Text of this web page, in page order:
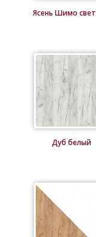
Ясень Шимо
Дуб белый